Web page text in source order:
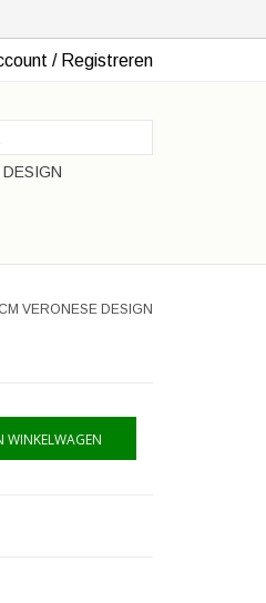
/ Registreren
VERONESE DESIGN
WINKELWAGEN